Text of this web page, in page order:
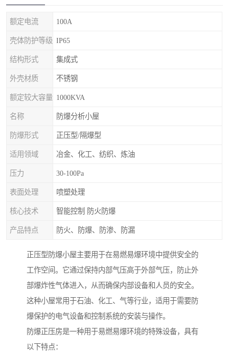
额定电流 100A
壳体防护等级 IP65
结构形式 集成式
外壳材质 不锈钢
额定较大容量 1000KVA
名称 防爆分析小屋
防爆形式 正压型/隔爆型
适用领域 冶金、化工、纺织、炼油
压力 30-100Pa
表面处理 喷塑处理
核心技术 智能控制 防火防爆
产品特点 防火、防爆、防渗、防漏
正压型防爆小屋主要用于在易燃易爆环境中提供安全的
工作空间。它通过保持内部气压高于外部气压，防止外
部爆炸性气体进入，从而确保内部设备和人员的安全。
这种小屋常用于石油、化工、气等行业，适用于需要防
爆保护的电气设备和控制系统的安装与操作。
防爆正压房是一种用于易燃易爆环境的特殊设备，具有
以下特点：